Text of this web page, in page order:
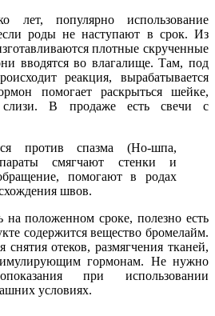
лет, популярно использование
роды не наступают в срок. Из
плотные скрученные
вводятся во влагалище. Там, под
реакция, вырабатывается
помогает раскрыться шейке,
слизи. В продаже есть свечи с
против спазма (Но-шпа,
смягчают стенки и
помогают в родах
швов.
положенном сроке, полезно есть
содержится вещество бромелайм.
отеков, размягчения тканей,
гормонам. Не нужно
при использовании
условиях.